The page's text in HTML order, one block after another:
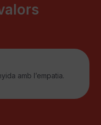
que és complex